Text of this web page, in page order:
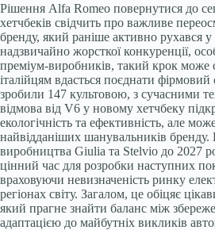
Рішення Alfa Romeo повернутися до
хетчбеків свідчить про важливе
бренду, який раніше активно рухався
надзвичайно жорсткої конкуренції,
преміум-виробників, такий крок
італійцям вдасться поєднати
зробили 147 культовою, з сучасними
відмова від V6 у новому хетчбеку
екологічність та ефективність, але
найвідданіших шанувальників
виробництва Giulia та Stelvio до 2027
цінний час для розробки наступних
враховуючи невизначеність ринку
регіонах світу. Загалом, це обіцяє
який прагне знайти баланс між
адаптацією до майбутніх викликів